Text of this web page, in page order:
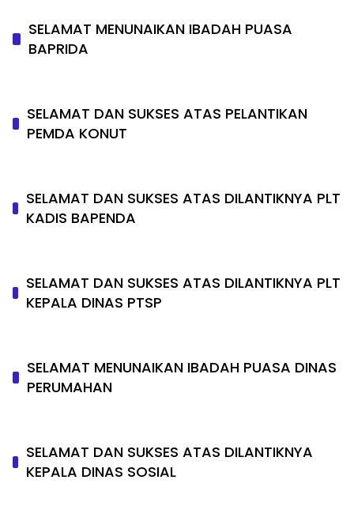
SELAMAT MENUNAIKAN IBADAH PUASA
BAPRIDA
SELAMAT DAN SUKSES ATAS PELANTIKAN
PEMDA KONUT
SELAMAT DAN SUKSES ATAS DILANTIKNYA PLT
KADIS BAPENDA
SELAMAT DAN SUKSES ATAS DILANTIKNYA PLT
KEPALA DINAS PTSP
SELAMAT MENUNAIKAN IBADAH PUASA DINAS
PERUMAHAN
SELAMAT DAN SUKSES ATAS DILANTIKNYA
KEPALA DINAS SOSIAL